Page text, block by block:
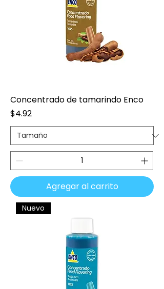
Concentrado de tamarindo Enco
Precio
$4.92
Agregar al carrito
Nuevo